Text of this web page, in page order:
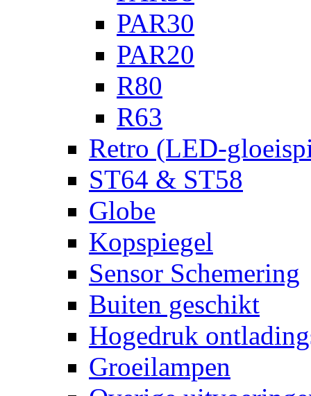
PAR30
PAR20
R80
R63
Retro (LED-
ST64 & ST58
Globe
Kopspiegel
Sensor Schemering
Buiten geschikt
Hogedruk
Groeilampen